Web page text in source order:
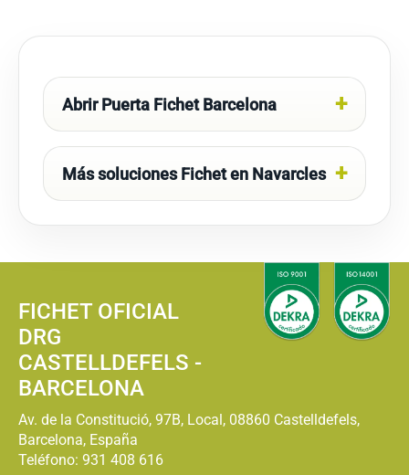
Abrir Puerta Fichet Barcelona
Más soluciones Fichet en Navarcles
FICHET OFICIAL
DRG
CASTELLDEFELS -
BARCELONA
Av. de la Constitució, 97B, Local, 08860 Castelldefels,
Barcelona, España
Teléfono: 931 408 616